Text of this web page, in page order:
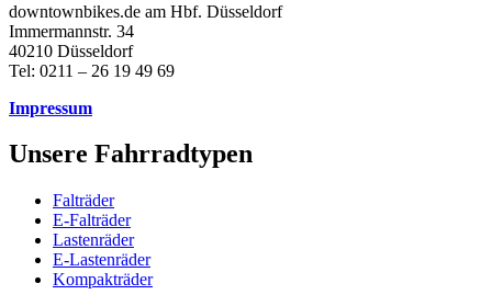
downtownbikes.de am Hbf. Düsseldorf
Immermannstr. 34
40210 Düsseldorf
Tel: 0211 – 26 19 49 69
Impressum
Unsere Fahrradtypen
Falträder
E-Falträder
Lastenräder
E-Lastenräder
Kompakträder